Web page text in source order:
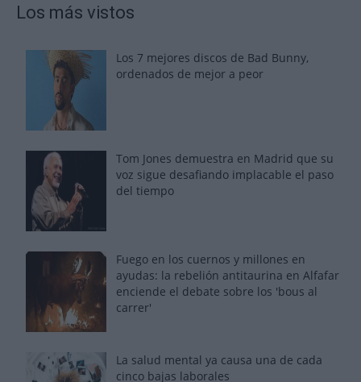
Los más vistos
Los 7 mejores discos de Bad Bunny,
ordenados de mejor a peor
Tom Jones demuestra en Madrid que su
voz sigue desafiando implacable el paso
del tiempo
Fuego en los cuernos y millones en
ayudas: la rebelión antitaurina en Alfafar
enciende el debate sobre los 'bous al
carrer'
La salud mental ya causa una de cada
cinco bajas laborales